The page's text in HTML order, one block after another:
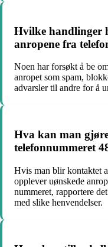
Hvilke handlinger
anropene fra
Noen har forsøkt å be
anropet som spam,
advarsler til andre for å
Hva kan man
telefonnummeret
Hvis man blir kontaktet
opplever uønskede
nummeret, rapportere
med slike henvendelser.